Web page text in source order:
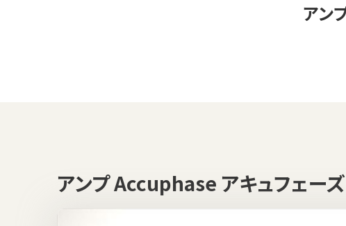
アン
アンプ Accuphase アキュフェー